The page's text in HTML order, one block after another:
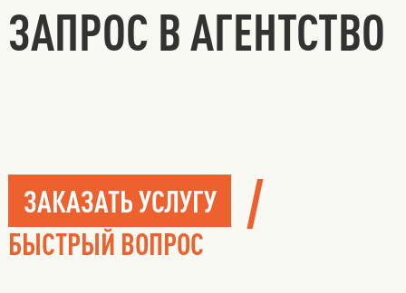
ЗАПРОС В АГЕНТСТВО
ЗАКАЗАТЬ УСЛУГУ /
БЫСТРЫЙ ВОПРОС